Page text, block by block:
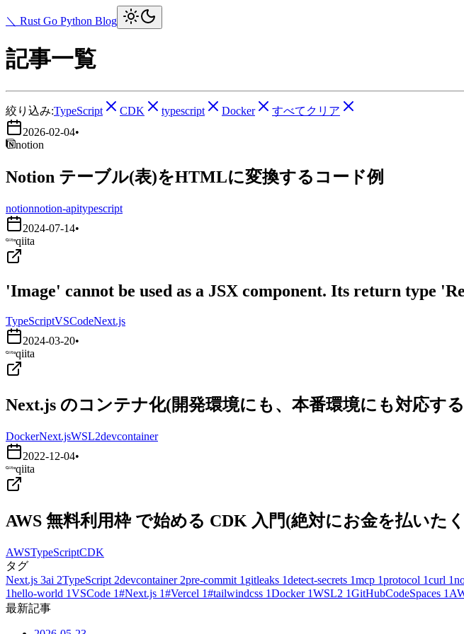
＼ Rust Go Python Blog
記事一覧
絞り込み:TypeScript CDK typescript Docker
すべてクリア
2026-02-04•
notion
Notion テーブル(表)をHTMLに変換するコード例
notionnotion-apitypescript
2024-07-14•
qiita
'Image' cannot be used as a JSX component. Its return type
TypeScriptVSCodeNext.js
2024-03-20•
qiita
Next.js のコンテナ化(開発環境にも、本番環境にも対応す
DockerNext.jsWSL2devcontainer
2022-12-04•
qiita
AWS 無料利用枠 で始める CDK 入門(絶対にお金を払いた
AWSTypeScriptCDK
タグ
Next.js 3ai 2TypeScript 2devcontainer 2pre-commit 1 gitleaks 1detect-secrets 1mcp 1protocol 1curl 1
1hello-world 1VSCode 1#Next.js 1#Vercel 1#tailwindcss 1Docker 1WSL2 1GitHubCodeSpaces 1
最新記事